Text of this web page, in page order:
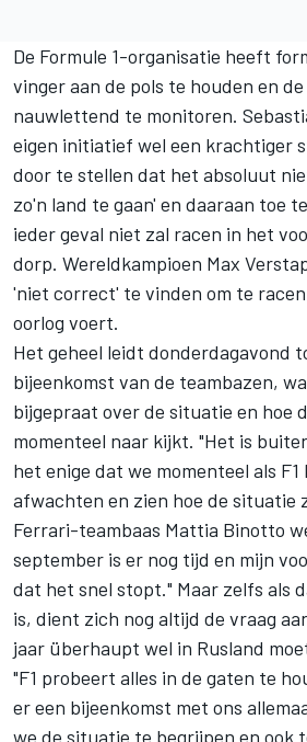
De Formule 1-organisatie heeft
vinger aan de pols te houden en
nauwlettend te monitoren.
eigen initiatief wel een krachtiger
door te stellen dat het absoluut
zo'n land te gaan' en daaraan toe
ieder geval niet zal racen in het
dorp. Wereldkampioen Max
'niet correct' te vinden om te
oorlog voert.
Het geheel leidt donderdagavond
bijeenkomst van de teambazen,
bijgepraat over de situatie en hoe
momenteel naar kijkt. "Het is
het enige dat we momenteel als F1
afwachten en zien hoe de situatie
Ferrari-teambaas Mattia Binotto
september is er nog tijd en mijn
dat het snel stopt." Maar zelfs als
is, dient zich nog altijd de vraag
jaar überhaupt wel in Rusland
"F1 probeert alles in de gaten te
er een bijeenkomst met ons
we de situatie te begrijpen en ook